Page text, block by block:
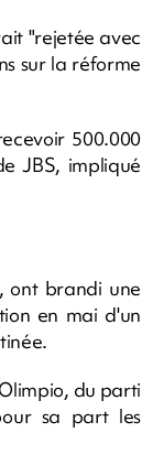
"rejetée avec
sur la réforme
500.000
JBS, impliqué
ont brandi une
en mai d'un
du parti
sa part les